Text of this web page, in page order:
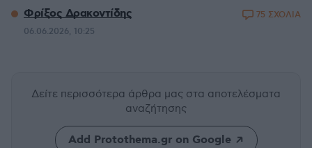
Φρίξος Δρακοντίδης
06.06.2026, 10:25
75 ΣΧΟΛΙΑ
Δείτε περισσότερα άρθρα μας στα αποτελέσματα
αναζήτησης
Add Protothema.gr on Google